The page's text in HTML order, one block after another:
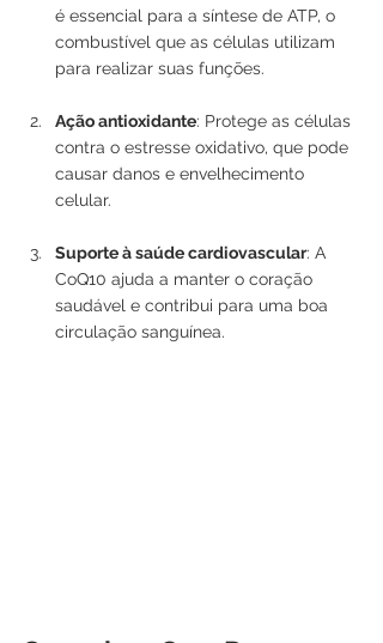
é essencial para a síntese de ATP, o
combustível que as células utilizam
para realizar suas funções.
Ação antioxidante: Protege as células
contra o estresse oxidativo, que pode
causar danos e envelhecimento
celular.
Suporte à saúde cardiovascular: A
CoQ10 ajuda a manter o coração
saudável e contribui para uma boa
circulação sanguínea.